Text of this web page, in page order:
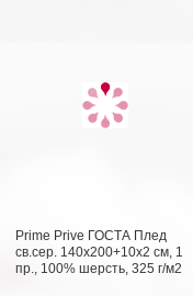
Prime Prive ГОСТА Плед
св.сер. 140х200+10х2 см, 1
пр., 100% шерсть, 325 г/м2